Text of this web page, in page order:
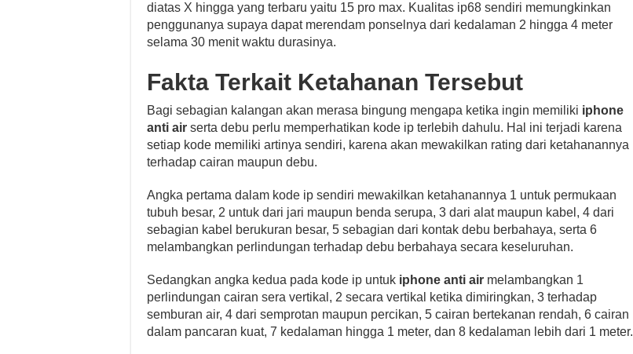
diatas X hingga yang terbaru yaitu 15 pro max. Kualitas ip68 sendiri memungkinkan
penggunanya supaya dapat merendam ponselnya dari kedalaman 2 hingga 4 meter
selama 30 menit waktu durasinya.
Fakta Terkait Ketahanan Tersebut
Bagi sebagian kalangan akan merasa bingung mengapa ketika ingin memiliki iphone
anti air serta debu perlu memperhatikan kode ip terlebih dahulu. Hal ini terjadi karena
setiap kode memiliki artinya sendiri, karena akan mewakilkan rating dari ketahanannya
terhadap cairan maupun debu.
Angka pertama dalam kode ip sendiri mewakilkan ketahanannya 1 untuk permukaan
tubuh besar, 2 untuk dari jari maupun benda serupa, 3 dari alat maupun kabel, 4 dari
sebagian kabel berukuran besar, 5 sebagian dari kontak debu berbahaya, serta 6
melambangkan perlindungan terhadap debu berbahaya secara keseluruhan.
Sedangkan angka kedua pada kode ip untuk iphone anti air melambangkan 1
perlindungan cairan sera vertikal, 2 secara vertikal ketika dimiringkan, 3 terhadap
semburan air, 4 dari semprotan maupun percikan, 5 cairan bertekanan rendah, 6 cairan
dalam pancaran kuat, 7 kedalaman hingga 1 meter, dan 8 kedalaman lebih dari 1 meter.